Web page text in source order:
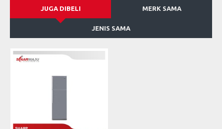
JUGA DIBELI MERK SAMA
JENIS SAMA